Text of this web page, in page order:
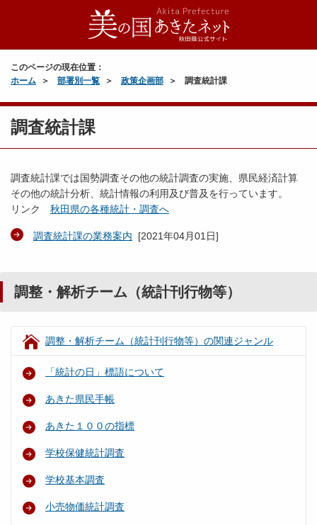
このページの現在位置：
ホーム
部署別一覧 政策企画部 調査統計課
調査統計課
調査統計課では国勢調査その他の統計調査の実施、県民経済計算
その他の統計分析、統計情報の利用及び普及を行っています。
リンク 秋田県の各種統計・調査へ
調査統計課の業務案内 [2021年04月01日]
調整・解析チーム（統計刊行物等）
調整・解析チーム（統計刊行物等）の関連ジャンル
「統計の日」標語について
あきた県民手帳
あきた１００の指標
学校保健統計調査
学校基本調査
小売物価統計調査